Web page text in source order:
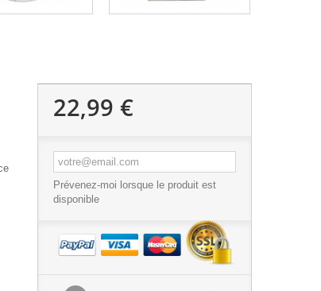
22,99 €
Prévenez-moi lorsque le produit est
disponible